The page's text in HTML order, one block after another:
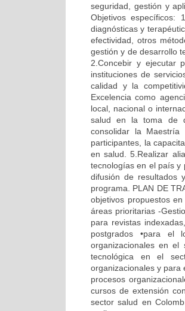
seguridad, gestión y
Objetivos específicos:
diagnósticas y
efectividad, otros
gestión y de desarrollo
2.Concebir y ejecutar
instituciones de
calidad y la
Excelencia como
local, nacional o
salud en la toma de
consolidar la Maestría
participantes, la
en salud. 5.Realizar
tecnologías en el país y
difusión de resultados
programa. PLAN DE
objetivos propuestos
áreas prioritarias -
para revistas
postgrados •para el
organizacionales en
tecnológica en el
organizacionales y para
procesos
cursos de extensión
sector salud en